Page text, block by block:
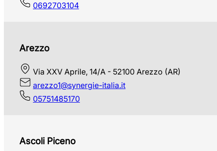
0692703104
Arezzo
Via XXV Aprile, 14/A - 52100 Arezzo (AR)
arezzo1@synergie-italia.it
05751485170
Ascoli Piceno